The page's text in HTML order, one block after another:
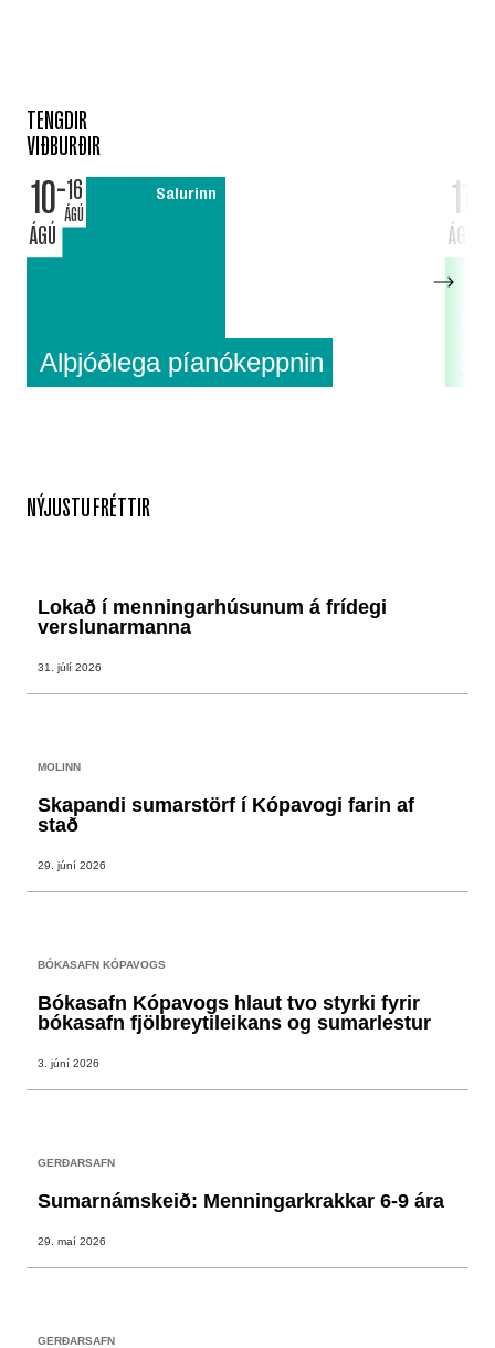
TENGDIR
VIÐBURÐIR
10
ÁGÚ
16
ÁGÚ
Salurinn
Alþjóðlega píanókeppnin
11
ÁGÚ
NÝJUSTU FRÉTTIR
Lokað í menningarhúsunum á frídegi
verslunarmanna
31. júlí 2026
MOLINN
Skapandi sumarstörf í Kópavogi farin af
stað
29. júní 2026
BÓKASAFN KÓPAVOGS
Bókasafn Kópavogs hlaut tvo styrki fyrir
bókasafn fjölbreytileikans og sumarlestur
3. júní 2026
GERÐARSAFN
Sumarnámskeið: Menningarkrakkar 6-9 ára
29. maí 2026
GERÐARSAFN